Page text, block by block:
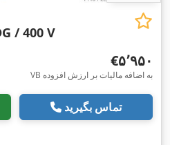
/ 400 V
‎€۵٬۹۵۰
VB به اضافه مالیات بر ارزش افزوده
تماس بگیرید